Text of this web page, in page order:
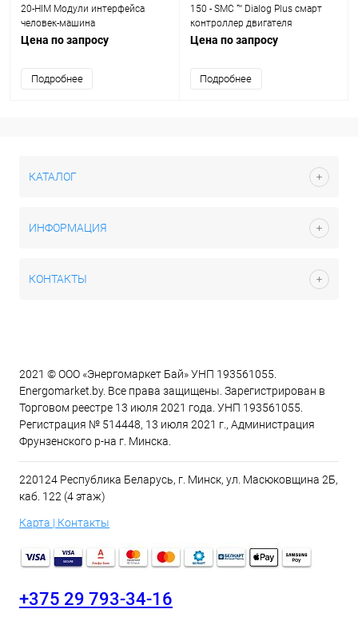
20-HIM Модули интерфейса
человек-машина
Цена по запросу
Подробнее
150 - SMC ™ Dialog Plus смарт
контроллер двигателя
Цена по запросу
Подробнее
КАТАЛОГ
ИНФОРМАЦИЯ
КОНТАКТЫ
2021 © ООО «Энергомаркет Бай» УНП 193561055.
Energomarket.by. Все права защищены. Зарегистрирован в
Торговом реестре 13 июля 2021 года. УНП 193561055.
Регистрация № 514448, 13 июля 2021 г., Администрация
Фрунзенского р-на г. Минска.
220124 Республика Беларусь, г. Минск, ул. Масюковщина 2Б,
каб. 122 (4 этаж)
Карта | Контакты
+375 29 793-34-16